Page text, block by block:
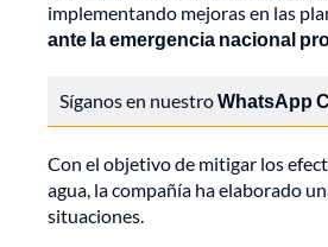
implementando mejoras en las
ante la emergencia nacional
Síganos en nuestroWhatsApp
Con el objetivo de mitigar los
agua, la compañía ha elaborado
situaciones.